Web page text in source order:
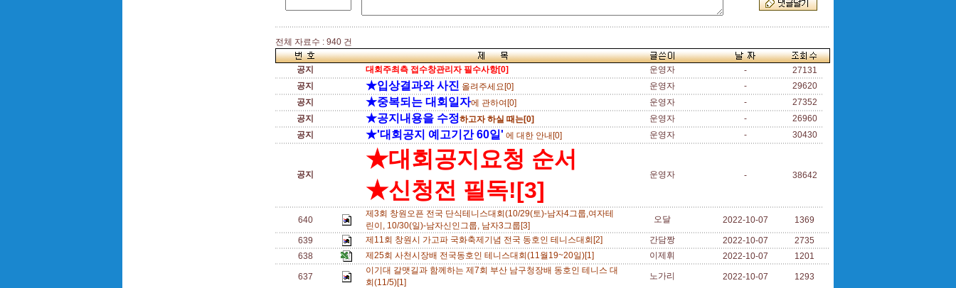
전체 자료수 : 940 건
공지 대회주최측 접수창관리자 필수사항[0] 운영자 -
27131
공지
★입상결과와 사진 올려주세요[0] 운영자 -
29620
공지
★중복되는 대회일자에 관하여[0] 운영자 -
27352
공지
★공지내용을 수정하고자 하실 때는[0] 운영자 -
26960
공지
★'대회공지 예고기간 60일' 에 대한 안내[0] 운영자 - 30430
공지
★대회공지요청 순서
★신청전 필독![3]
운영자 - 38642
640
제3회 창원오픈 전국 단식테니스대회(10/29(토)-남자4그룹,여자테
린이, 10/30(일)-남자신인그룹, 남자3그룹[3]
오달 2022-10-07 1369
639 제11회 창원시 가고파 국화축제기념 전국 동호인 테니스대회[2] 간담짱 2022-10-07
2735
638
제25회 사천시장배 전국동호인 테니스대회(11월19~20일)[1] 이제휘 2022-10-07 1201
637
이기대 갈맷길과 함께하는 제7회 부산 남구청장배 동호인 테니스 대
회(11/5)[1]
노가리 2022-10-07 1293